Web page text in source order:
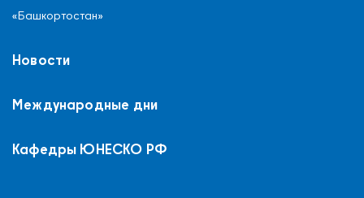
«Башкортостан»
Новости
Международные дни
Кафедры ЮНЕСКО РФ